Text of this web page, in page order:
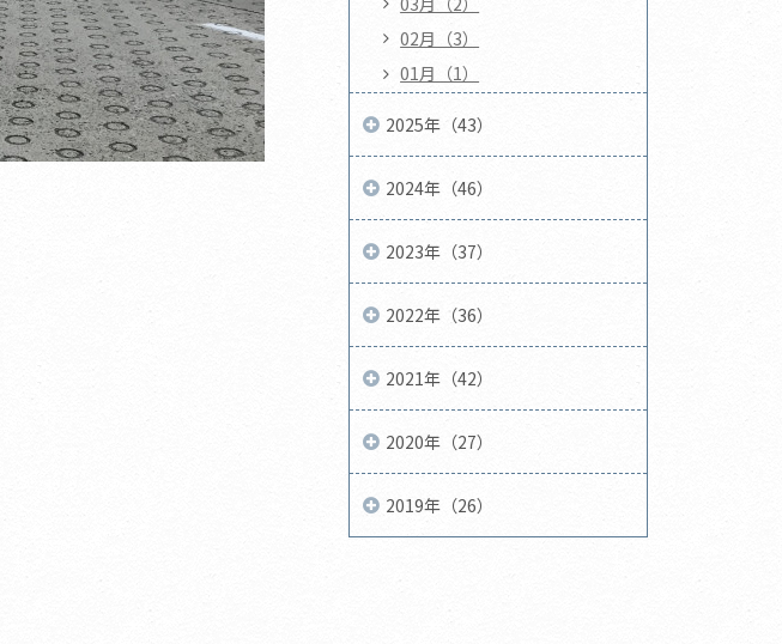
02月（3）
01月（1）
2025年（43）
2024年（46）
2023年（37）
2022年（36）
2021年（42）
2020年（27）
2019年（26）